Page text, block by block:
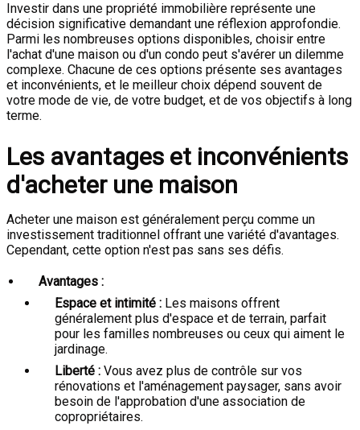
Investir dans une propriété immobilière représente une
décision significative demandant une réflexion approfondie.
Parmi les nombreuses options disponibles, choisir entre
l'achat d'une maison ou d'un condo peut s'avérer un dilemme
complexe. Chacune de ces options présente ses avantages
et inconvénients, et le meilleur choix dépend souvent de
votre mode de vie, de votre budget, et de vos objectifs à long
terme.
Les avantages et inconvénients
d'acheter une maison
Acheter une maison est généralement perçu comme un
investissement traditionnel offrant une variété d'avantages.
Cependant, cette option n'est pas sans ses défis.
Avantages :
Espace et intimité : Les maisons offrent
généralement plus d'espace et de terrain, parfait
pour les familles nombreuses ou ceux qui aiment le
jardinage.
Liberté : Vous avez plus de contrôle sur vos
rénovations et l'aménagement paysager, sans avoir
besoin de l'approbation d'une association de
copropriétaires.